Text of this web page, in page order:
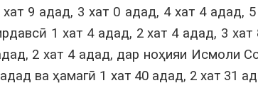
9 адад, 3 хат 0 адад, 4 хат 4 адад,
1 хат 4 адад, 2 хат 4 адад, 3
2 хат 4 адад, дар ноҳияи Исмоли
ва ҳамагӣ 1 хат 40 адад, 2 хат 31